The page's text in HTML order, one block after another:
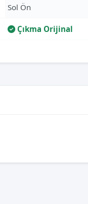
Sol Ön
Çıkma Orijinal